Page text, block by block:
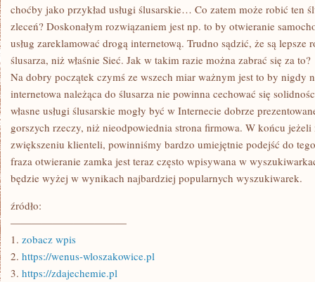
choćby jako przykład usługi ślusarskie… Co zatem może robić ten
zleceń? Doskonałym rozwiązaniem jest np. to by otwieranie
usług zareklamować drogą internetową. Trudno sądzić, że są lepsze
ślusarza, niż właśnie Sieć. Jak w takim razie można zabrać się za to?
Na dobry początek czymś ze wszech miar ważnym jest to by nigdy
internetowa należąca do ślusarza nie powinna cechować się
własne usługi ślusarskie mogły być w Internecie dobrze
gorszych rzeczy, niż nieodpowiednia strona firmowa. W końcu
zwiększeniu klienteli, powinniśmy bardzo umiejętnie podejść do
fraza otwieranie zamka jest teraz często wpisywana w
będzie wyżej w wynikach najbardziej popularnych wyszukiwarek.
źródło:
———————————
1. zobacz wpis
2. https://wenus-wloszakowice.pl
3. https://zdajechemie.pl